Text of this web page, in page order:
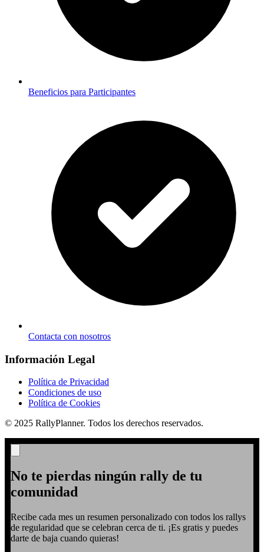
Beneficios para Participantes
Contacta con nosotros
Información Legal
Política de Privacidad
Condiciones de uso
Política de Cookies
© 2025 RallyPlanner. Todos los derechos reservados.
No te pierdas ningún rally de tu
comunidad
Recibe cada mes un resumen personalizado con todos los rallys
de regularidad que se celebran cerca de ti. ¡Es gratis y puedes
darte de baja cuando quieras!